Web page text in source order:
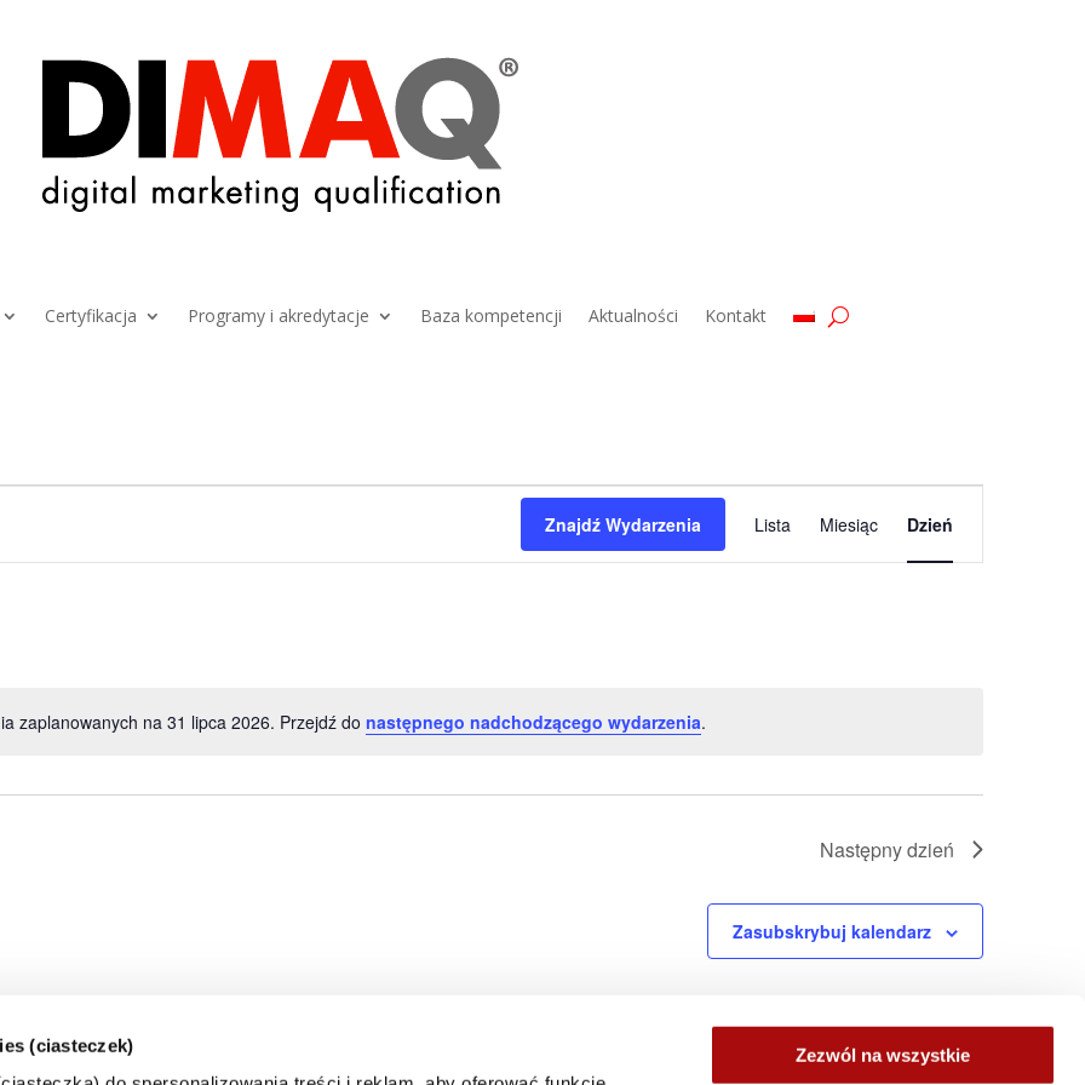
(ciasteczek)
Zezwól na wszystkie
Certyfikacja Programy i akredytacje Baza kompetencji Aktualności Kontakt
Powiadomienie
zaplanowanych na 31 lipca 2026. Przejdź do następnego nadchodzącego wydarzenia.
Znajdź Wydarzenia
Wydarzenie
Widoki
nawigacja
Lista Miesiąc Dzień
Następny dzień
Zasubskrybuj kalendarz